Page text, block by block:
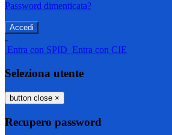
Password dimenticata?
-
Entra con SPID Entra con CIE
Seleziona utente
button close ×
Recupero password